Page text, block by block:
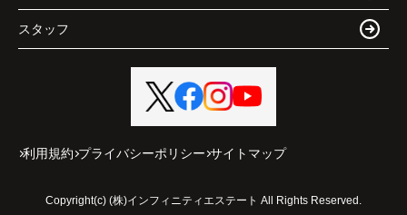
スタッフ
利用規約 プライバシーポリシー サイトマップ
Copyright(c) (株)インフィニティエステート All Rights Reserved.